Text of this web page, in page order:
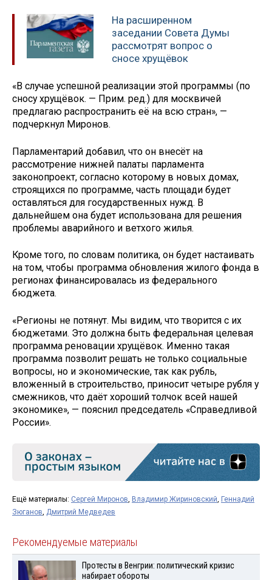
На расширенном
заседании Совета Думы
рассмотрят вопрос о
сносе хрущёвок
«В случае успешной реализации этой программы (по
сносу хрущёвок. — Прим. ред.) для москвичей
предлагаю распространить её на всю стран», —
подчеркнул Миронов.
Парламентарий добавил, что он внесёт на
рассмотрение нижней палаты парламента
законопроект, согласно которому в новых домах,
строящихся по программе, часть площади будет
оставляться для государственных нужд. В
дальнейшем она будет использована для решения
проблемы аварийного и ветхого жилья.
Кроме того, по словам политика, он будет настаивать
на том, чтобы программа обновления жилого фонда в
регионах финансировалась из федерального
бюджета.
«Регионы не потянут. Мы видим, что творится с их
бюджетами. Это должна быть федеральная целевая
программа реновации хрущёвок. Именно такая
программа позволит решать не только социальные
вопросы, но и экономические, так как рубль,
вложенный в строительство, приносит четыре рубля у
смежников, что даёт хороший толчок всей нашей
экономике», — пояснил председатель «Справедливой
России».
Ещё материалы: Сергей Миронов, Владимир Жириновский, Геннадий
Зюганов, Дмитрий Медведев
Рекомендуемые материалы
Протесты в Венгрии: политический кризис
набирает обороты